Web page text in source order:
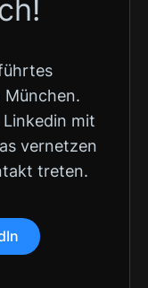
Linkedin mit
vernetzen
treten.